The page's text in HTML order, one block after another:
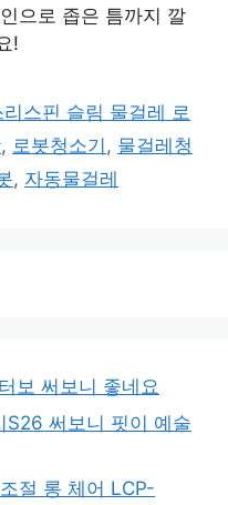
으로 좁은 틈까지 깔
!
스핀 슬림 물걸레 로
, 로봇청소기 , 물걸레청
, 자동물걸레
보 써보니 좋네요
S26 써보니 핏이 예술
절 롱 체어 LCP-